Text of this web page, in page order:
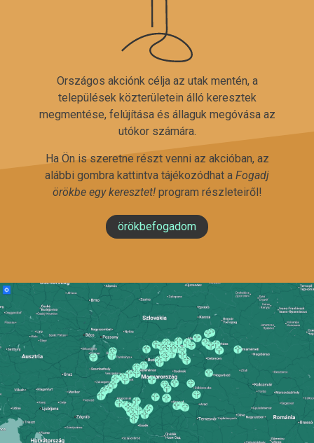
Országos akciónk célja az utak mentén, a
települések közterületein álló keresztek
megmentése, felújítása és állaguk megóvása az
utókor számára.
Ha Ön is szeretne részt venni az akcióban, az
alábbi gombra kattintva tájékozódhat a Fogadj
örökbe egy keresztet!program részleteiről!
örökbefogadom